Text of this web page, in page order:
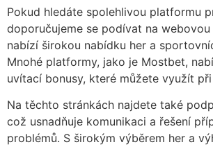
Pokud hledáte spolehlivou platformu
doporučujeme se podívat na
nabízí širokou nabídku her a
Mnohé platformy, jako je Mostbet,
uvítací bonusy, které můžete využít
Na těchto stránkách najdete také
což usnadňuje komunikaci a řešení
problémů. S širokým výběrem her a